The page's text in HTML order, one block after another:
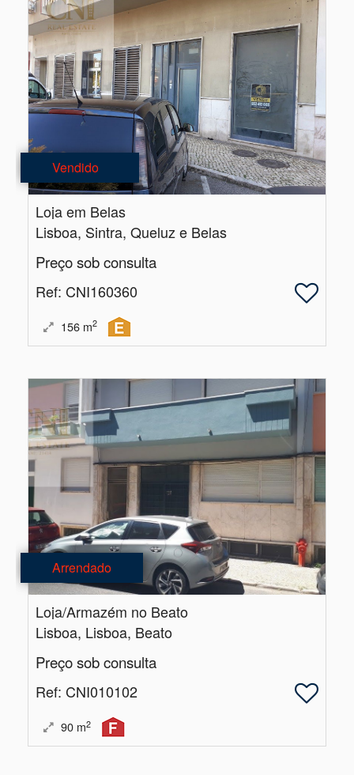
Vendido
Loja em Belas
Lisboa, Sintra, Queluz e Belas
Preço sob consulta
Ref: CNI160360
156 m2
Arrendado
Loja/Armazém no Beato
Lisboa, Lisboa, Beato
Preço sob consulta
Ref: CNI010102
90 m2